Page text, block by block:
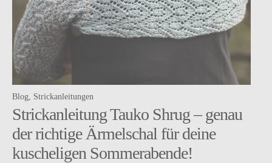
Blog Strickanleitungen
Strickanleitung Tauko Shrug – genau
der richtige Ärmelschal für deine
kuscheligen Sommerabende!